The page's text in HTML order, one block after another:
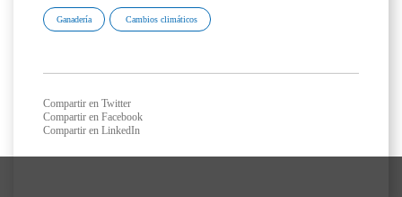
Ganadería Cambios climáticos
Compartir en Twitter
Compartir en Facebook
Compartir en LinkedIn